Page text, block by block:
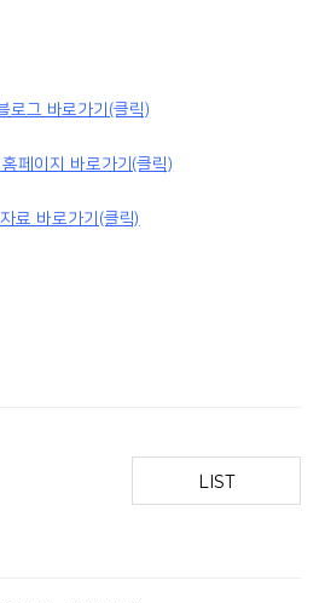
로그 바로가기(클릭)
페이지 바로가기(클릭)
료 바로가기(클릭)
LIST